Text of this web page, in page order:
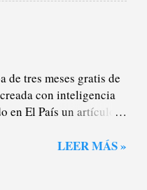
Lo he
de tres meses gratis de
con inteligencia
El País un artículo
con algún caso de
LEER MÁS »